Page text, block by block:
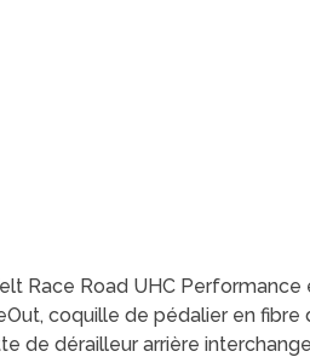
Race Road UHC Performance
coquille de pédalier en fibre
de dérailleur arrière